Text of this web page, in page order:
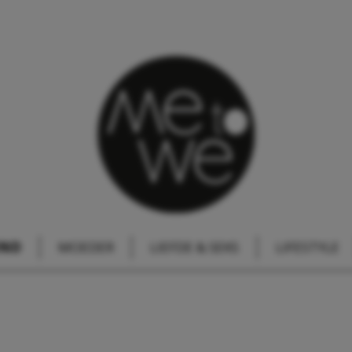
MOEDER LIEFDE & SEKS